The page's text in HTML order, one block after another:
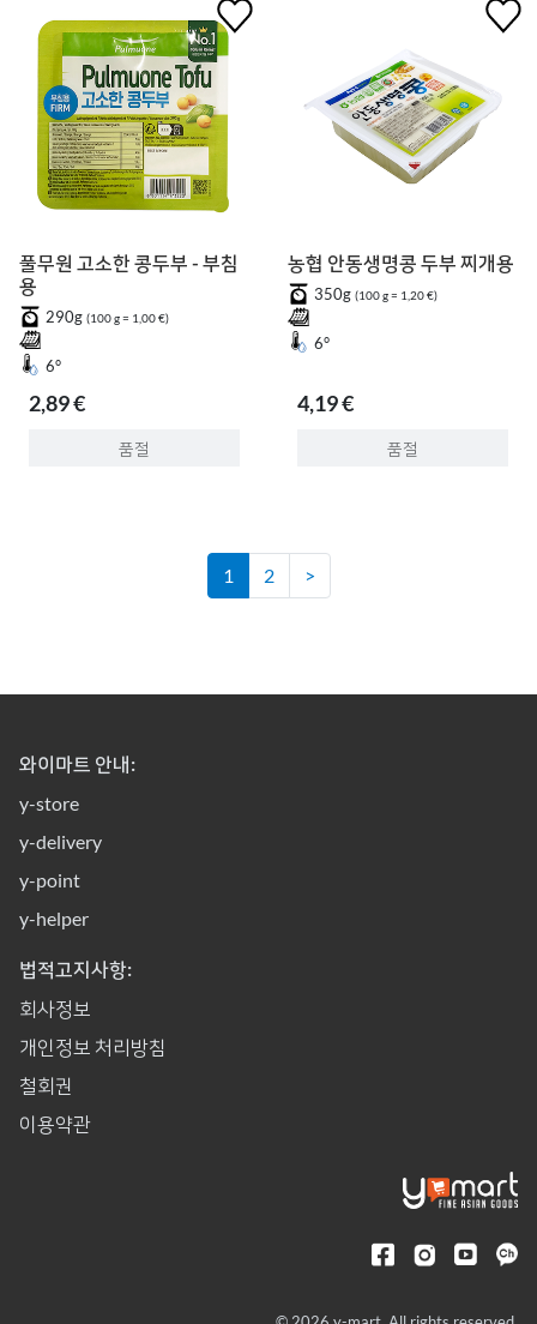
풀무원 고소한 콩두부 - 부침
용
290g (100 g = 1,00 €)
6°
2,89 €
품절
농협 안동생명콩 두부 찌개용
350g (100 g = 1,20 €)
6°
4,19 €
품절
1 2 >
와이마트 안내:
y-store
y-delivery
y-point
y-helper
법적고지사항:
회사정보
개인정보 처리방침
철회권
이용약관